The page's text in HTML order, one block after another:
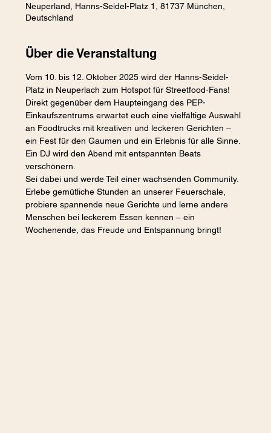
Neuperland, Hanns-Seidel-Platz 1, 81737 München,
Deutschland
Über die Veranstaltung
Vom 10. bis 12. Oktober 2025 wird der Hanns-Seidel-
Platz in Neuperlach zum Hotspot für Streetfood-Fans!
Direkt gegenüber dem Haupteingang des PEP-
Einkaufszentrums erwartet euch eine vielfältige Auswahl
an Foodtrucks mit kreativen und leckeren Gerichten –
ein Fest für den Gaumen und ein Erlebnis für alle Sinne.
Ein DJ wird den Abend mit entspannten Beats
verschönern.
Sei dabei und werde Teil einer wachsenden Community.
Erlebe gemütliche Stunden an unserer Feuerschale,
probiere spannende neue Gerichte und lerne andere
Menschen bei leckerem Essen kennen – ein
Wochenende, das Freude und Entspannung bringt!